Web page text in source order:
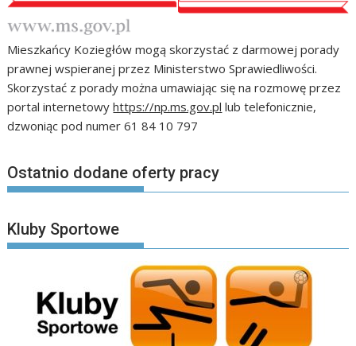
Mieszkańcy Koziegłów mogą skorzystać z darmowej porady
prawnej wspieranej przez Ministerstwo Sprawiedliwości.
Skorzystać z porady można umawiając się na rozmowę przez
portal internetowyhttps://np.ms.gov.pl lub telefonicznie,
dzwoniąc pod numer 61 84 10 797
Ostatnio dodane oferty pracy
Kluby Sportowe